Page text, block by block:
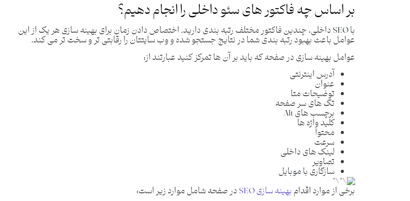
بر اساس چه فاکتور های سئو داخلی را انجام دهیم؟
با SEO داخلی، چندین فاکتور مختلف رتبه بندی دارید. اختصاص دادن زمان برای بهینه سازی هر یک از این
عوامل باعث بهبود رتبه بندی شما در نتایج جستجو شده و وب سایتتان را رقابتی تر و سخت تر می کند.
عوامل بهینه سازی در صفحه که باید بر آن ها تمرکز کنید عبارتند از:
آدرس اینترنتی
عنوان
توضیحات متا
تگ های سر صفحه
برچسب های Alt
کلید واژه ها
محتوا
سرعت
لینک های داخلی
تصاویر
سازگاری با موبایل
برخی از موارد اقدامبهینه سازی SEO
در صفحه شامل موارد زیر است: